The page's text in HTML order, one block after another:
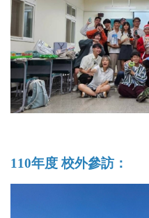
110年度 校外參訪：